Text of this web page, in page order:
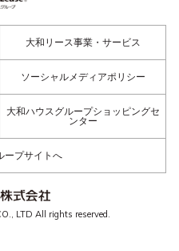
大和リース事業・サービス
ソーシャルメディアポリシー
大和ハウスグループショッピングセ
ンター
ープサイトへ
LTD All rights reserved.